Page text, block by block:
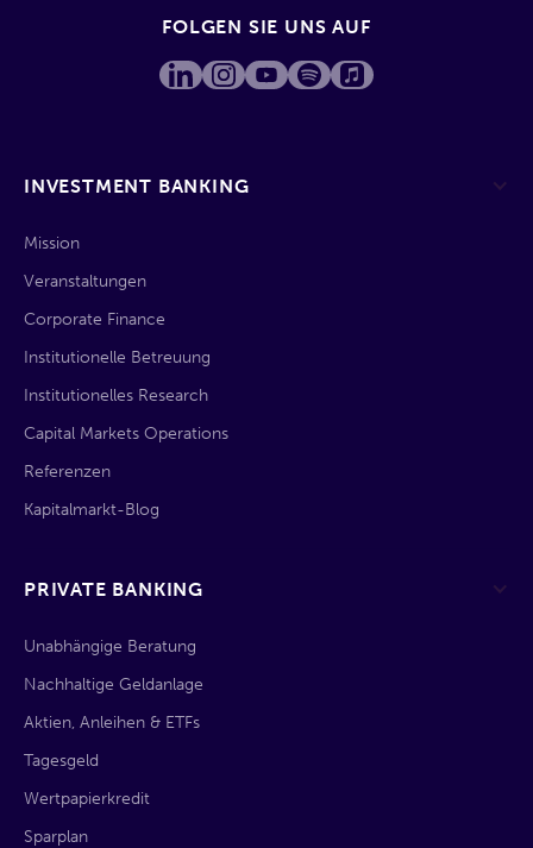
INVESTMENT BANKING
Mission
Veranstaltungen
Corporate Finance
Institutionelle Betreuung
Institutionelles Research
Capital Markets Operations
Referenzen
Kapitalmarkt-Blog
PRIVATE BANKING
Unabhängige Beratung
Nachhaltige Geldanlage
Aktien, Anleihen & ETFs
Tagesgeld
Wertpapierkredit
Sparplan
FOLGEN SIE UNS AUF